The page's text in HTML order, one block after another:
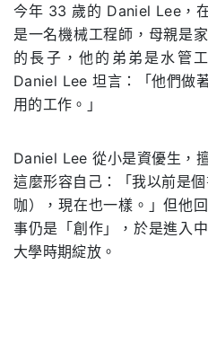
今年 33 歲的 Daniel Lee，
是一名機械工程師，母親是
的長子，他的弟弟是水管
Daniel Lee 坦言：「他們做
用的工作。」
Daniel Lee 從小是資優生，
這麼形容自己：「我以前是
咖），現在也一樣。」但他
事仍是「創作」，於是進入
大學時期綻放。